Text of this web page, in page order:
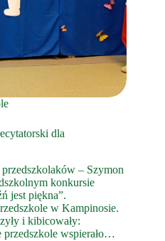
dla
– Szymon
konkursie
jest piękna”.
w Kampinosie.
i kibicowały:
przedszkole wspierało…